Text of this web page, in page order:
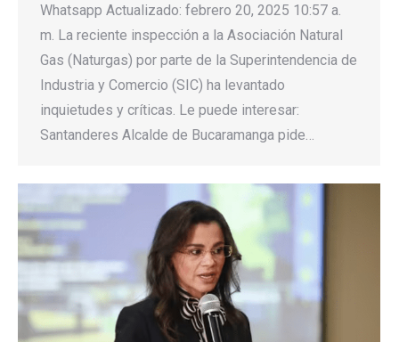
Whatsapp Actualizado: febrero 20, 2025 10:57 a.
m. La reciente inspección a la Asociación Natural
Gas (Naturgas) por parte de la Superintendencia de
Industria y Comercio (SIC) ha levantado
inquietudes y críticas. Le puede interesar:
Santanderes Alcalde de Bucaramanga pide…